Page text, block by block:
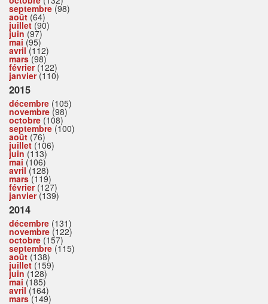
septembre (98)
août (64)
juillet(90)
juin (97)
mai (95)
avril(112)
mars(98)
février(122)
janvier(110)
2015
décembre (105)
novembre (98)
octobre (108)
septembre (100)
août (76)
juillet(106)
juin (113)
mai (106)
avril(128)
mars(119)
février(127)
janvier(139)
2014
décembre (131)
novembre (122)
octobre (157)
septembre (115)
août (138)
juillet(159)
juin (128)
mai (185)
avril(164)
mars(149)